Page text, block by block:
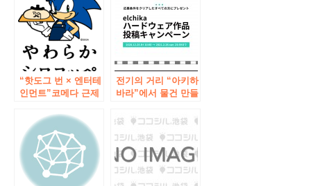
2018 년 9 월 15 일
(토)부터 9 월 30 일
(일)까지.
명의 Vtuber가 공식
적으로 팀을 결성 한
‘가을 페스티벌 2018
가을」개최 결정! 아
대사 “키즈나아
이”취임도!
“핫도그 번 × 엔터테
인먼트”코메다 근제
뻬”아키하바라 점
2018 년 10 월 19 일
(금) 10시 오픈
전기의 거리 “아키하
바라”에서 물건 만들
고 싶다! “하드웨어
인」을 2020 년 12
월 25 일부터
‘elchika (에루찌